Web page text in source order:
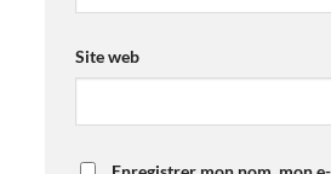
Site web